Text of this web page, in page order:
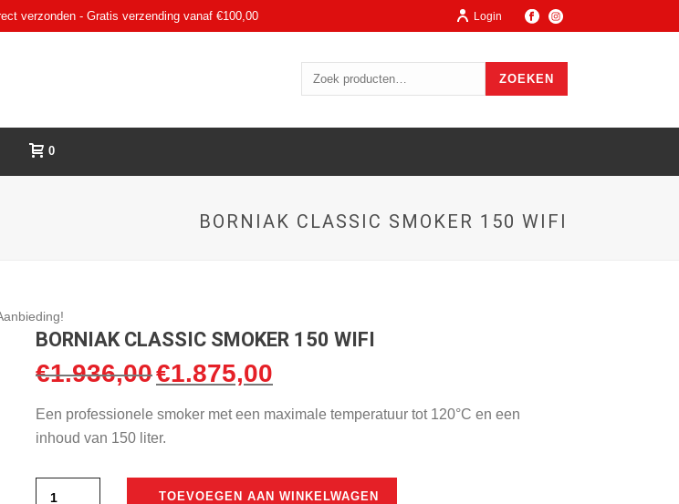
verzonden - Gratis verzending vanaf €100,00 Login
ZOEKEN
0
BORNIAK CLASSIC SMOKER 150 WIFI
BORNIAK CLASSIC SMOKER 150 WIFI
€1.936,00 Oorspronkelijke
was:
€1.936,00.
€1.875,00
is:
Een professionele smoker met een maximale temperatuur tot 120°C en een
inhoud van 150 liter.
TOEVOEGEN AAN WINKELWAGEN